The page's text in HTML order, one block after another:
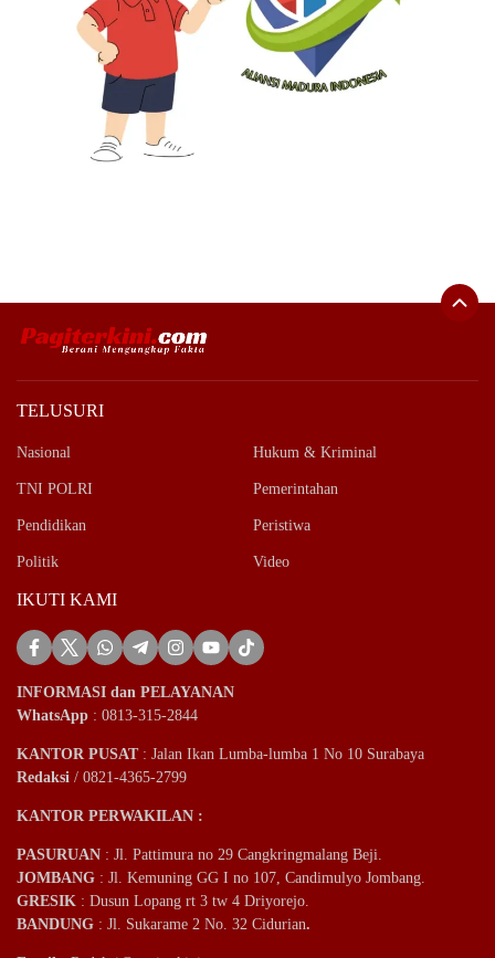
TELUSURI
Nasional Hukum & Kriminal
TNI POLRI Pemerintahan
Pendidikan Peristiwa
Politik Video
IKUTI KAMI
INFORMASI dan PELAYANAN
WhatsApp : 0813-315-2844
KANTOR PUSAT: Jalan Ikan Lumba-lumba 1 No 10 Surabaya
Redaksi / 0821-4365-2799
KANTOR PERWAKILAN :
PASURUAN : Jl. Pattimura no 29 Cangkringmalang Beji.
JOMBANG : Jl. Kemuning GG I no 107, Candimulyo Jombang.
GRESIK : Dusun Lopang rt 3 tw 4 Driyorejo.
BANDUNG : Jl. Sukarame 2 No. 32 Cidurian.